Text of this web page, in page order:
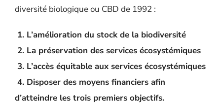
diversité biologique ou CBD de 1992 :
1. L’amélioration du stock de la biodiversité
2. La préservation des services écosystémiques
3. L’accès équitable aux services écosystémiques
4. Disposer des moyens financiers afin
d’atteindre les trois premiers objectifs.